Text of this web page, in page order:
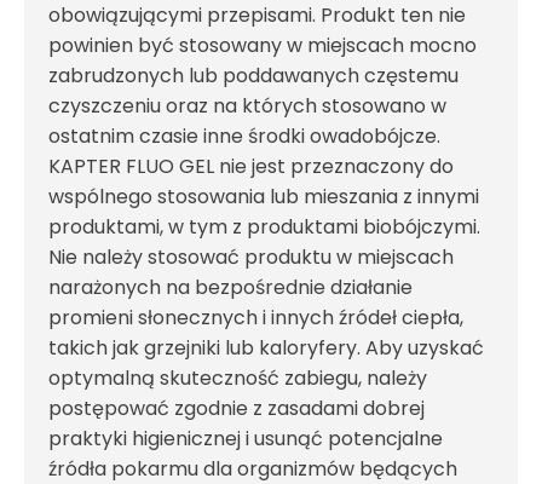
obowiązującymi przepisami. Produkt ten nie
powinien być stosowany w miejscach mocno
zabrudzonych lub poddawanych częstemu
czyszczeniu oraz na których stosowano w
ostatnim czasie inne środki owadobójcze.
KAPTER FLUO GEL nie jest przeznaczony do
wspólnego stosowania lub mieszania z innymi
produktami, w tym z produktami biobójczymi.
Nie należy stosować produktu w miejscach
narażonych na bezpośrednie działanie
promieni słonecznych i innych źródeł ciepła,
takich jak grzejniki lub kaloryfery. Aby uzyskać
optymalną skuteczność zabiegu, należy
postępować zgodnie z zasadami dobrej
praktyki higienicznej i usunąć potencjalne
źródła pokarmu dla organizmów będących